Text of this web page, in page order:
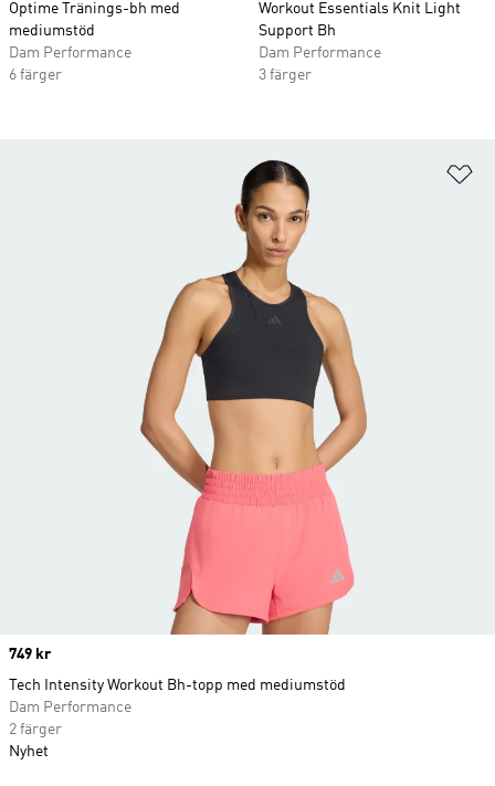
Optime Tränings-bh med
mediumstöd
Dam Performance
6 färger
Workout Essentials Knit Light
Support Bh
Dam Performance
3 färger
Price
749 kr
Tech Intensity Workout Bh-topp med mediumstöd
Dam Performance
2 färger
Nyhet